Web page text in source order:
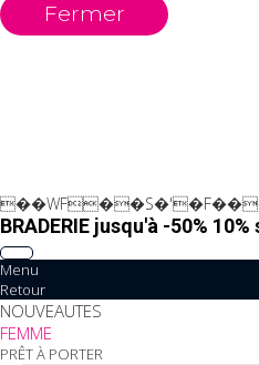
Fermer
BRADERIE jusqu'à -50%
Menu
Retour
NOUVEAUTES
FEMME
PRÊT À PORTER